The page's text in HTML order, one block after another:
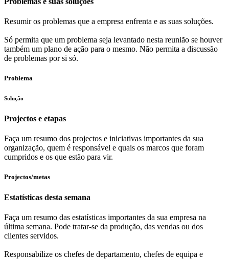
Resumir os problemas que a empresa enfrenta e as suas soluções.
Só permita que um problema seja levantado nesta reunião se houver
também um plano de ação para o mesmo. Não permita a discussão
de problemas por si só.
Problema
Solução
Projectos e etapas
Faça um resumo dos projectos e iniciativas importantes da sua
organização, quem é responsável e quais os marcos que foram
cumpridos e os que estão para vir.
Projectos/metas
Estatísticas desta semana
Faça um resumo das estatísticas importantes da sua empresa na
última semana. Pode tratar-se da produção, das vendas ou dos
clientes servidos.
Responsabilize os chefes de departamento, chefes de equipa e